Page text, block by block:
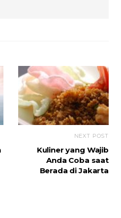
NEXT POST
Kuliner yang Wajib
Anda Coba saat
Berada di Jakarta